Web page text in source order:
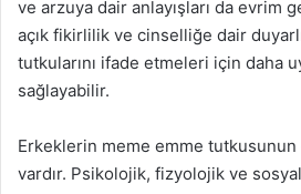
ve arzuya dair anlayışları da evrim
açık fikirlilik ve cinselliğe dair
tutkularını ifade etmeleri için daha
sağlayabilir.
Erkeklerin meme emme tutkusunun
vardır. Psikolojik, fizyolojik ve